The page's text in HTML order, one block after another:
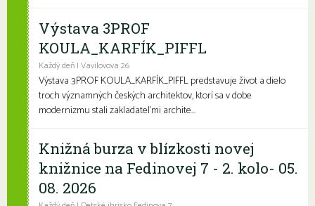
Výstava 3PROF
KOULA_KARFÍK_PIFFL
Každý deň | Vavilovova 26
Výstava 3PROF KOULA_KARFÍK_PIFFL predstavuje život a dielo
troch významných českých architektov, ktorí sa v dobe
modernizmu stali zakladateľmi archite...
Knižná burza v blízkosti novej
knižnice na Fedinovej 7 - 2. kolo- 05.
08. 2026